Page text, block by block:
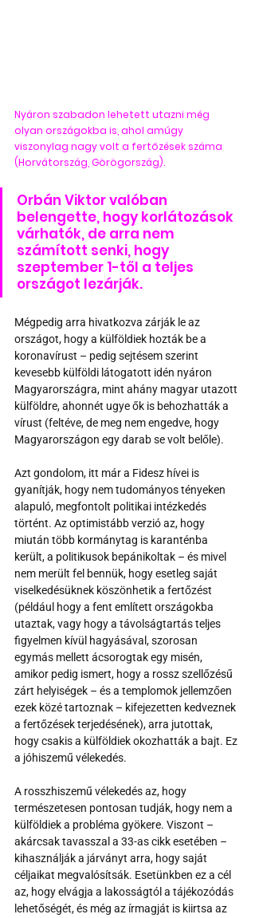
Nyáron szabadon lehetett utazni még
olyan országokba is, ahol amúgy
viszonylag nagy volt a fertőzések száma
(Horvátország, Görögország).
Orbán Viktor valóban
belengette, hogy korlátozások
várhatók, de arra nem
számított senki, hogy
szeptember 1-től a teljes
országot lezárják.
Mégpedig arra hivatkozva zárják le az
országot, hogy a külföldiek hozták be a
koronavírust – pedig sejtésem szerint
kevesebb külföldi látogatott idén nyáron
Magyarországra, mint ahány magyar utazott
külföldre, ahonnét ugye ők is behozhatták a
vírust (feltéve, de meg nem engedve, hogy
Magyarországon egy darab se volt belőle).
Azt gondolom, itt már a Fidesz hívei is
gyanítják, hogy nem tudományos tényeken
alapuló, megfontolt politikai intézkedés
történt. Az optimistább verzió az, hogy
miután több kormánytag is karanténba
került, a politikusok bepánikoltak – és mivel
nem merült fel bennük, hogy esetleg saját
viselkedésüknek köszönhetik a fertőzést
(például hogy a fent említett országokba
utaztak, vagy hogy a távolságtartás teljes
figyelmen kívül hagyásával, szorosan
egymás mellett ácsorogtak egy misén,
amikor pedig ismert, hogy a rossz szellőzésű
zárt helyiségek – és a templomok jellemzően
ezek közé tartoznak – kifejezetten kedveznek
a fertőzések terjedésének), arra jutottak,
hogy csakis a külföldiek okozhatták a bajt. Ez
a jóhiszemű vélekedés.
A rosszhiszemű vélekedés az, hogy
természetesen pontosan tudják, hogy nem a
külföldiek a probléma gyökere. Viszont –
akárcsak tavasszal a 33-as cikk esetében –
kihasználják a járványt arra, hogy saját
céljaikat megvalósítsák. Esetünkben ez a cél
az, hogy elvágja a lakosságtól a tájékozódás
lehetőségét, és még az írmagját is kiirtsa az